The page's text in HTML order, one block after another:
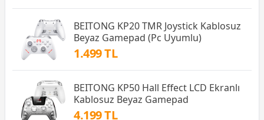
BEITONG KP20 TMR Joystick Kablosuz
Beyaz Gamepad (Pc Uyumlu)
1.499 TL
BEITONG KP50 Hall Effect LCD Ekranlı
Kablosuz Beyaz Gamepad
4.199 TL